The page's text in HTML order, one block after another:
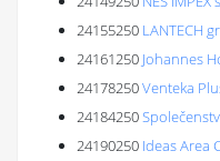
24155250 LANTECH
24161250 Johannes
24178250Venteka
24184250
24190250 Ideas Area